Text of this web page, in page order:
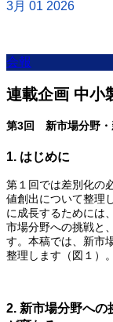
3月 01 2026
会報
連載企画 中小
第3回 新市場分野・
1. はじめに
第１回では差別化の
値創出について整理
に成長するためには
市場分野への挑戦と
す。本稿では、新市
整理します（図１）。
2. 新市場分野へ